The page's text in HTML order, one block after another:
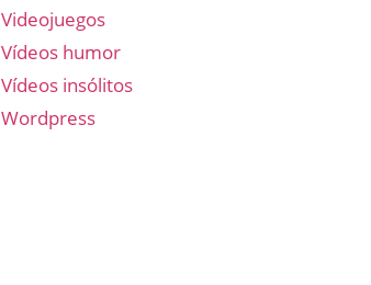
Videojuegos
Vídeos humor
Vídeos insólitos
Wordpress